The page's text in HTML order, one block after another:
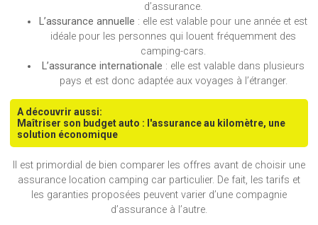
d’assurance.
L’assurance annuelle : elle est valable pour une année et est
idéale pour les personnes qui louent fréquemment des
camping-cars.
L’assurance internationale : elle est valable dans plusieurs
pays et est donc adaptée aux voyages à l’étranger.
A découvrir aussi:
Maîtriser son budget auto : l'assurance au kilomètre, une
solution économique
Il est primordial de bien comparer les offres avant de choisir une
assurance location camping car particulier. De fait, les tarifs et
les garanties proposées peuvent varier d’une compagnie
d’assurance à l’autre.